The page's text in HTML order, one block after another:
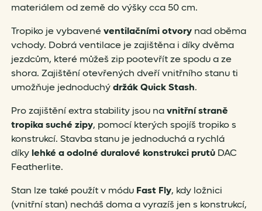
materiálem od země do výšky cca 50 cm.
Tropiko je vybavenéventilačními otvorynad oběma
vchody. Dobrá ventilace je zajištěna i díky dvěma
jezdcům, které můžeš zip pootevřít ze spodu a ze
shora. Zajištění otevřených dveří vnitřního stanu ti
umožňuje jednoduchýdržák Quick Stash.
Pro zajištění extra stability jsou navnitřní straně
tropika suché zipy, pomocí kterých spojíš tropiko s
konstrukcí. Stavba stanu je jednoduchá a rychlá
díky lehké a odolné duralové konstrukci prutůDAC
Featherlite.
Stan lze také použít v móduFast Fly, kdy ložnici
(vnitřní stan) necháš doma a vyrazíš jen s konstrukcí,